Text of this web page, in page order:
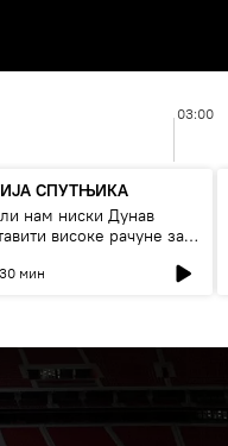
03:00
СПУТЊИКА
нам ниски Дунав
високе рачуне за
30 мин